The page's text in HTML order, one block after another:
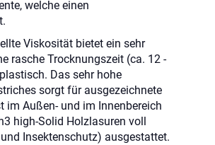
welche einen
Viskosität bietet ein sehr
rasche Trocknungszeit (ca. 12 -
Das sehr hohe
sorgt für ausgezeichnete
im Außen- und im Innenbereich
high-Solid Holzlasuren voll
Insektenschutz) ausgestattet.